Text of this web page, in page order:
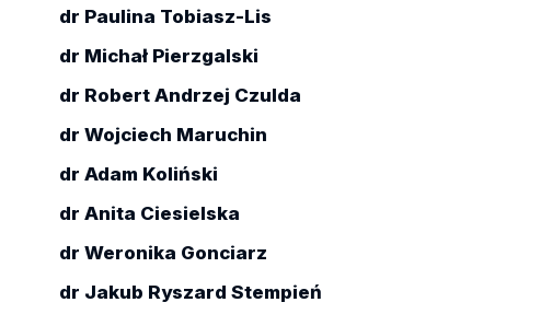
dr Paulina Tobiasz-Lis
dr Michał Pierzgalski
dr Robert Andrzej Czulda
dr Wojciech Maruchin
dr Adam Koliński
dr Anita Ciesielska
dr Weronika Gonciarz
dr Jakub Ryszard Stempień